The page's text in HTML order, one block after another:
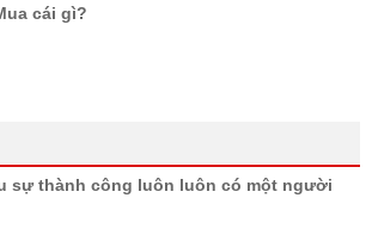
cái gì?
sự thành công luôn luôn có một người